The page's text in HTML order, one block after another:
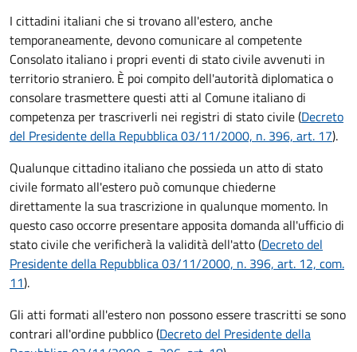
I cittadini italiani che si trovano all'estero, anche
temporaneamente, devono comunicare al competente
Consolato italiano i propri eventi di stato civile avvenuti in
territorio straniero. È poi compito dell'autorità diplomatica o
consolare trasmettere questi atti al Comune italiano di
competenza per trascriverli nei registri di stato civile (Decreto
del Presidente della Repubblica 03/11/2000, n. 396, art. 17).
Qualunque cittadino italiano che possieda un atto di stato
civile formato all'estero può comunque chiederne
direttamente la sua trascrizione in qualunque momento. In
questo caso occorre presentare apposita domanda all'ufficio di
stato civile che verificherà la validità dell'atto (Decreto del
Presidente della Repubblica 03/11/2000, n. 396, art. 12, com.
11).
Gli atti formati all'estero non possono essere trascritti se sono
contrari all'ordine pubblico (Decreto del Presidente della